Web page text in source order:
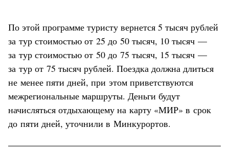
По этой программе туристу вернется 5 тысяч рублей
за тур стоимостью от 25 до 50 тысяч, 10 тысяч —
за тур стоимостью от 50 до 75 тысяч, 15 тысяч —
за тур от 75 тысяч рублей. Поездка должна длиться
не менее пяти дней, при этом приветствуются
межрегиональные маршруты. Деньги будут
начисляться отдыхающему на карту «МИР» в срок
до пяти дней, уточнили в Минкурортов.